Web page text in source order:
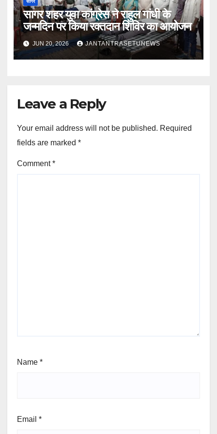
सागर
सागर शहर युवा कांग्रेस ने राहुल गांधी के
जन्मदिन पर किया रक्तदान शिविर का आयोजन
JUN 20, 2026 JANTANTRASETUNEWS
Leave a Reply
Your email address will not be published. Required
fields are marked *
Comment*
Name *
Email *